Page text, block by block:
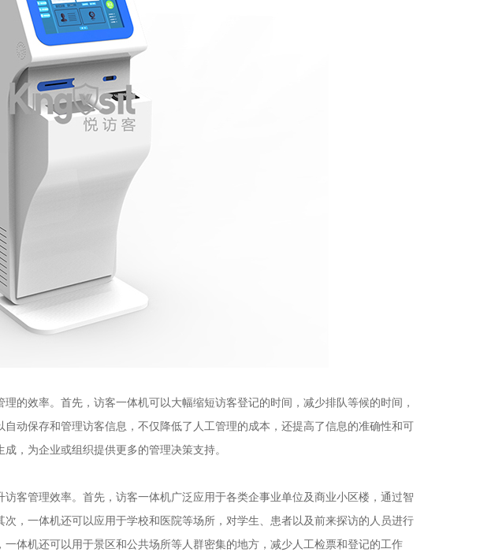
的效率。首先，访客一体机可以大幅缩短访客登记的时间，减少排队等候的时间，
动保存和管理访客信息，不仅降低了人工管理的成本，还提高了信息的准确性和可
，为企业或组织提供更多的管理决策支持。
客管理效率。首先，访客一体机广泛应用于各类企事业单位及商业小区楼，通过智
，一体机还可以应用于学校和医院等场所，对学生、患者以及前来探访的人员进行
体机还可以用于景区和公共场所等人群密集的地方，减少人工检票和登记的工作